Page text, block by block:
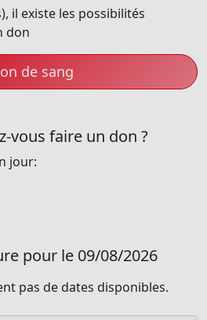
il existe les possibilités
don
de sang
vous faire un don ?
jour:
pour le 09/08/2026
pas de dates disponibles.